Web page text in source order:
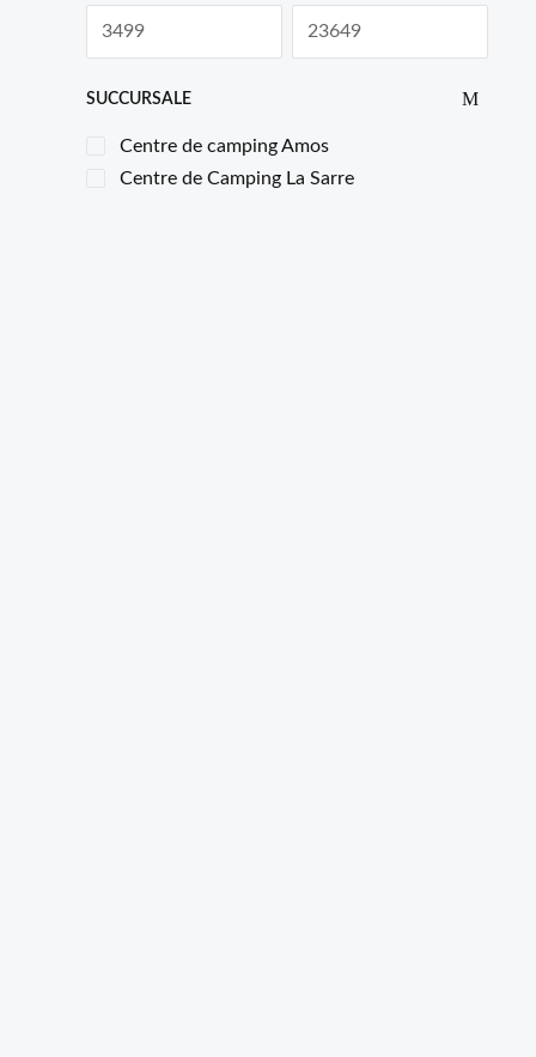
SUCCURSALE
Centre de camping Amos
Centre de Camping La Sarre